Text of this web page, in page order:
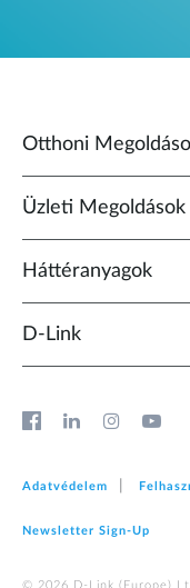
Otthoni
Üzleti Megoldások
Háttéranyagok
D‑Link
Adatvédelem
Newsletter Sign‑Up